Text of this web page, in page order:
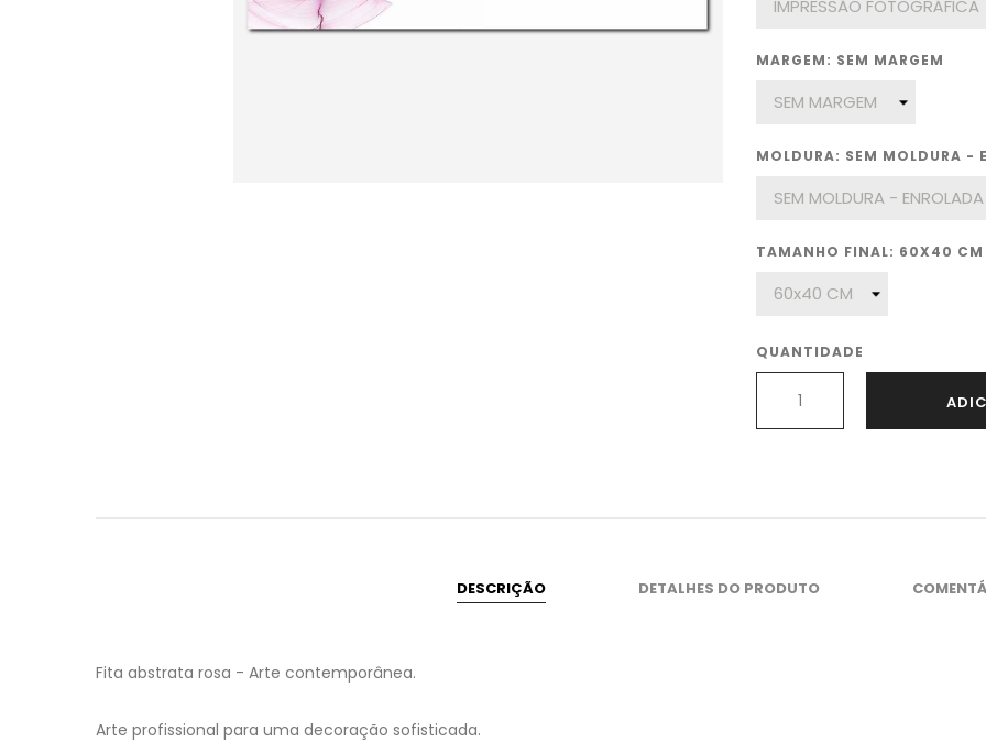
MARGEM: SEM MARGEM
MOLDURA: SEM MOLDURA -
TAMANHO FINAL: 60X40 CM
QUANTIDADE
DESCRIÇÃO DETALHES DO PRODUTO
Fita abstrata rosa - Arte contemporânea.
Arte profissional para uma decoração sofisticada.